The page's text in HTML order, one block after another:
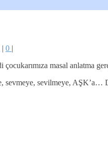
| 0 |
masal anlatma
sevilmeye, AŞK’a…